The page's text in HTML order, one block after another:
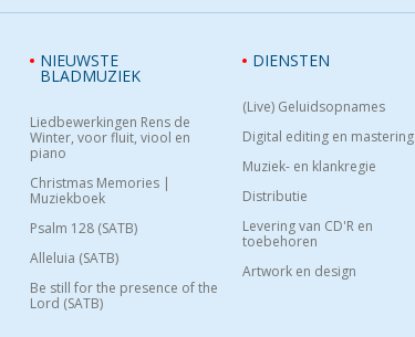
NIEUWSTE
BLADMUZIEK
Liedbewerkingen Rens de
Winter, voor fluit, viool en
piano
Christmas Memories |
Muziekboek
Psalm 128 (SATB)
Alleluia (SATB)
Be still for the presence of the
Lord (SATB)
DIENSTEN
(Live) Geluidsopnames
Digital editing en mastering
Muziek- en klankregie
Distributie
Levering van CD'R en
toebehoren
Artwork en design